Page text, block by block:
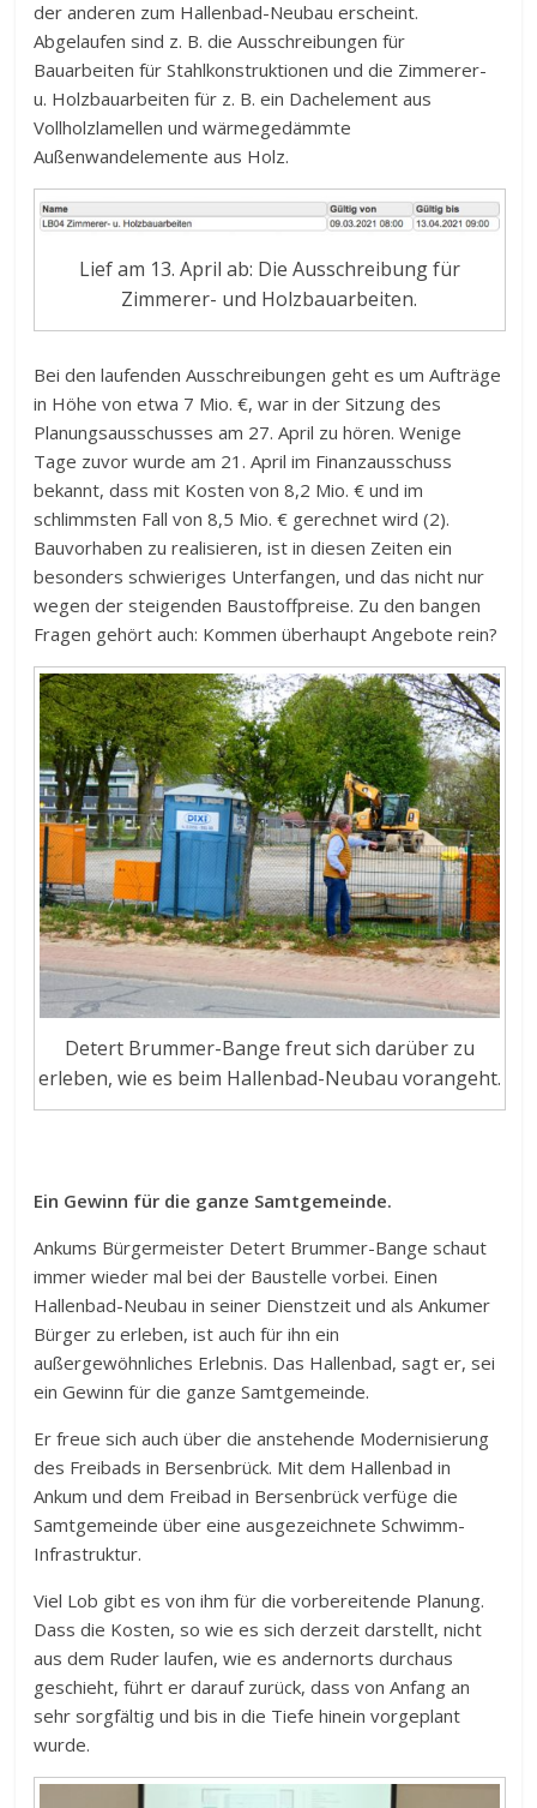
der anderen zum Hallenbad-Neubau erscheint.
Abgelaufen sind z. B. die Ausschreibungen für
Bauarbeiten für Stahlkonstruktionen und die Zimmerer-
u. Holzbauarbeiten für z. B. ein Dachelement aus
Vollholzlamellen und wärmegedämmte
Außenwandelemente aus Holz.
Lief am 13. April ab: Die Ausschreibung für
Zimmerer- und Holzbauarbeiten.
Bei den laufenden Ausschreibungen geht es um Aufträge
in Höhe von etwa 7 Mio. €, war in der Sitzung des
Planungsausschusses am 27. April zu hören. Wenige
Tage zuvor wurde am 21. April im Finanzausschuss
bekannt, dass mit Kosten von 8,2 Mio. € und im
schlimmsten Fall von 8,5 Mio. € gerechnet wird (2).
Bauvorhaben zu realisieren, ist in diesen Zeiten ein
besonders schwieriges Unterfangen, und das nicht nur
wegen der steigenden Baustoffpreise. Zu den bangen
Fragen gehört auch: Kommen überhaupt Angebote rein?
Detert Brummer-Bange freut sich darüber zu
erleben, wie es beim Hallenbad-Neubau vorangeht.
Ein Gewinn für die ganze Samtgemeinde.
Ankums Bürgermeister Detert Brummer-Bange schaut
immer wieder mal bei der Baustelle vorbei. Einen
Hallenbad-Neubau in seiner Dienstzeit und als Ankumer
Bürger zu erleben, ist auch für ihn ein
außergewöhnliches Erlebnis. Das Hallenbad, sagt er, sei
ein Gewinn für die ganze Samtgemeinde.
Er freue sich auch über die anstehende Modernisierung
des Freibads in Bersenbrück. Mit dem Hallenbad in
Ankum und dem Freibad in Bersenbrück verfüge die
Samtgemeinde über eine ausgezeichnete Schwimm-
Infrastruktur.
Viel Lob gibt es von ihm für die vorbereitende Planung.
Dass die Kosten, so wie es sich derzeit darstellt, nicht
aus dem Ruder laufen, wie es andernorts durchaus
geschieht, führt er darauf zurück, dass von Anfang an
sehr sorgfältig und bis in die Tiefe hinein vorgeplant
wurde.